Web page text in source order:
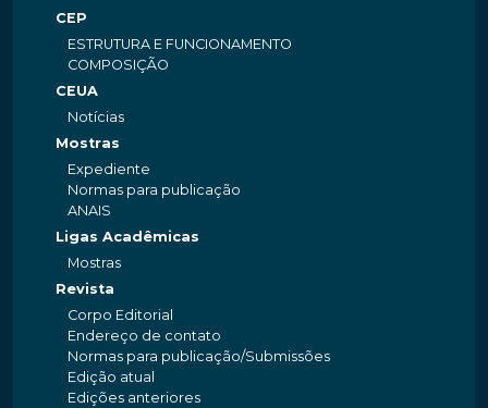
CEP
ESTRUTURA E FUNCIONAMENTO
COMPOSIÇÃO
CEUA
Notícias
Mostras
Expediente
Normas para publicação
ANAIS
Ligas Acadêmicas
Mostras
Revista
Corpo Editorial
Endereço de contato
Normas para publicação/Submissões
Edição atual
Edições anteriores